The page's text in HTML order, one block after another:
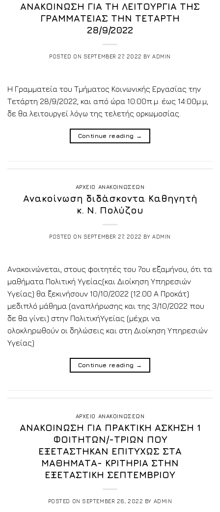
ΑΝΑΚΟΙΝΩΣΗ ΓΙΑ ΤΗ ΛΕΙΤΟΥΡΓΙΑ ΤΗΣ
ΓΡΑΜΜΑΤΕΙΑΣ ΤΗΝ ΤΕΤΑΡΤΗ
28/9/2022
POSTED ON SEPTEMBER 27, 2022 BYADMIN
Η Γραμματεία του Τμήματος Κοινωνικής Εργασίας την
Τετάρτη 28/9/2022, και από ώρα 10:00π.μ. έως 14:00μ.μ,
δε θα λειτουργεί λόγω της τελετής ορκωμοσίας.
Continue reading →
ΑΡΧΕΙΟ ΑΝΑΚΟΙΝΩΣΕΩΝ
Ανακοίνωση διδάσκοντα Καθηγητή
κ. Ν. Πολύζου
POSTED ON SEPTEMBER 27, 2022 BYADMIN
Ανακοινώνεται, στους φοιτητές του 7ου εξαμήνου, ότι τα
μαθήματα Πολιτική Υγείας(και Διοίκηση Υπηρεσιών
Υγείας) θα ξεκινήσουν 10/10/2022 (12.00 Α Προκάτ)
μεδιπλό μάθημα (αναπλήρωσης και της 3/10/2022 που
δε θα γίνει) στην ΠολιτικήΥγείας (μέχρι να
ολοκληρωθούν οι δηλώσεις και στη Διοίκηση Υπηρεσιών
Υγείας)
Continue reading →
ΑΡΧΕΙΟ ΑΝΑΚΟΙΝΩΣΕΩΝ
ΑΝΑΚΟΙΝΩΣΗ ΓΙΑ ΠΡΑΚΤΙΚΗ ΑΣΚΗΣΗ 1
ΦΟΙΤΗΤΩΝ/-ΤΡΙΩΝ ΠΟΥ
ΕΞΕΤΑΣΤΗΚΑΝ ΕΠΙΤΥΧΩΣ ΣΤΑ
ΜΑΘΗΜΑΤΑ- ΚΡΙΤΗΡΙΑ ΣΤΗΝ
ΕΞΕΤΑΣΤΙΚΗ ΣΕΠΤΕΜΒΡΙΟΥ
POSTED ON SEPTEMBER 26, 2022 BY ADMIN